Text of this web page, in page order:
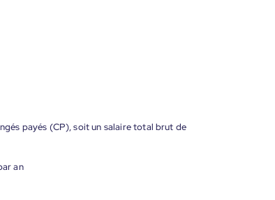
payés (CP), soit un salaire total brut de
an